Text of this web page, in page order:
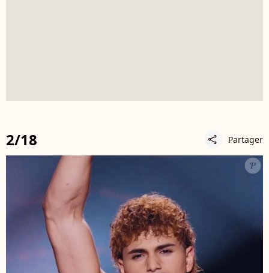
2/18 share Partager